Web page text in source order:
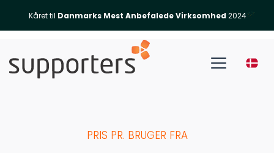
Kåret til Danmarks Mest Anbefalede Virksomhed 2024
PRIS PR. BRUGER FRA